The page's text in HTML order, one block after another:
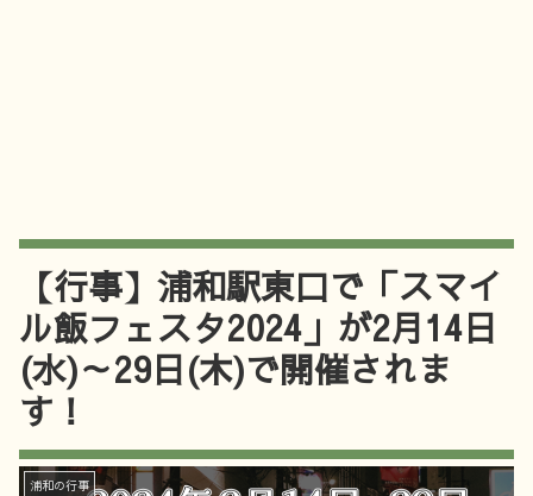
【行事】浦和駅東口で「スマイ
ル飯フェスタ2024」が2月14日
(水)～29日(木)で開催されま
す！
浦和の行事